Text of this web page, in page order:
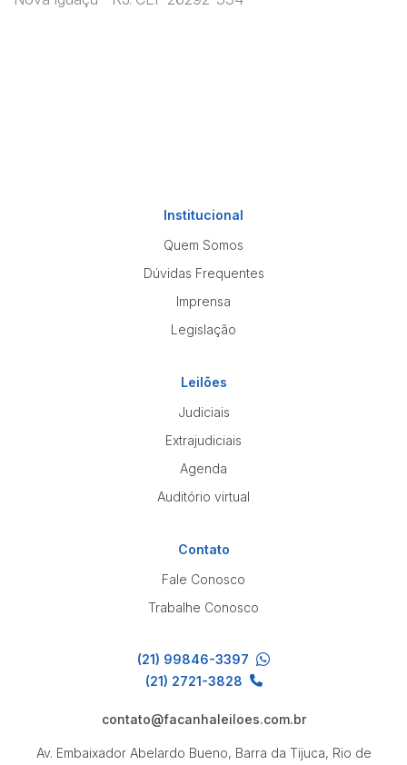
Institucional
Quem Somos
Dúvidas Frequentes
Imprensa
Legislação
Leilões
Judiciais
Extrajudiciais
Agenda
Auditório virtual
Contato
Fale Conosco
Trabalhe Conosco
(21) 99846-3397
(21) 2721-3828
contato@facanhaleiloes.com.br
Av. Embaixador Abelardo Bueno, Barra da Tijuca, Rio de